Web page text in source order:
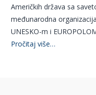
Američkih država sa
međunarodna
UNESKO-m i
Pročitaj više…